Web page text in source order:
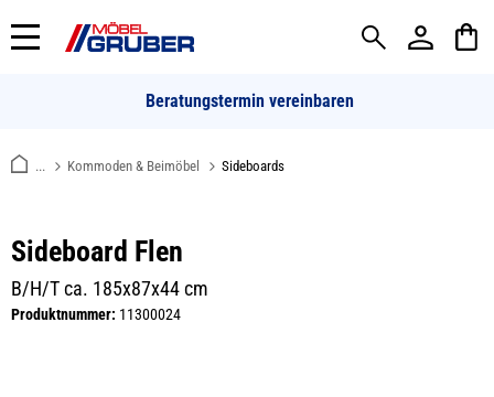
springen
Beratungstermin vereinbaren
... Kommoden & Beimöbel Sideboards
Sideboard Flen
B/H/T ca. 185x87x44 cm
Produktnummer: 11300024